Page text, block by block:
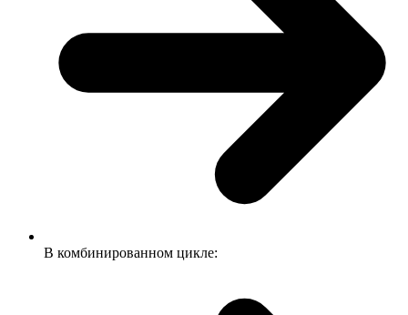
В комбинированном цикле: